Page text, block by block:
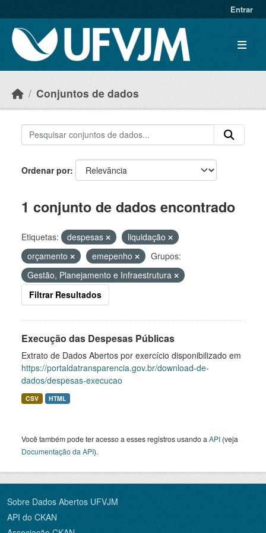
Entrar
Conjuntos de dados
Ordenar por
1 conjunto de dados encontrado
Etiquetas: despesas
liquidação
orçamento
emepenho
Grupos:
Gestão, Planejamento e Infraestrutura
Filtrar Resultados
Execução das Despesas Públicas
Extrato de Dados Abertos por exercício disponibilizado em
https://portaldatransparencia.gov.br/download-de-
dados/despesas-execucao
CSV HTML
Você também pode ter acesso a esses registros usando a API (veja
Documentação da API).
Sobre Dados Abertos UFVJM
API do CKAN